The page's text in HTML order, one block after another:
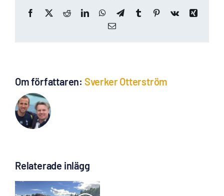
Facebook
X RedditLinkedInWhatsApp
TelegramTumblr Pinterest
Vk
Xing
E-
Om författaren: Sverker Otterström
Relaterade inlägg